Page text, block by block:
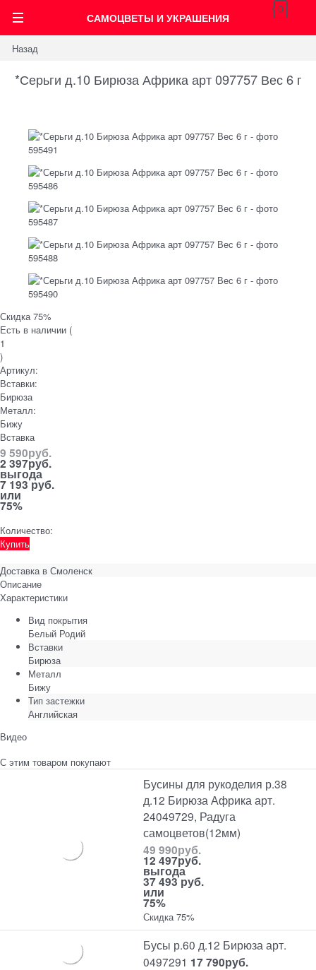
САМОЦВЕТЫ И УКРАШЕНИЯ
0
Назад
*Серьги д.10 Бирюза Африка арт 097757 Вес 6 г
Скидка 75%
Есть в наличии (
1
)
Артикул:
Вставки:
Бирюза
Металл:
Бижу
Вставка
9 590руб.
2 397руб.
выгода
7 193 руб.
или
75%
Количество:
Купить
Доставка в Смоленск
Описание
Характеристики
Вид покрытия
Белый Родий
Вставки
Бирюза
Металл
Бижу
Тип застежки
Английская
Видео
С этим товаром покупают
Бусины для рукоделия р.38
д.12 Бирюза Африка арт.
24049729, Радуга
самоцветов(12мм)
49 990руб.
12 497руб.
выгода
37 493 руб.
или
75%
Скидка 75%
Бусы р.60 д.12 Бирюза арт.
0497291 17 790руб.